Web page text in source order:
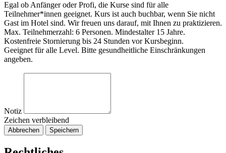
Egal ob Anfänger oder Profi, die Kurse sind für alle
Teilnehmer*innen geeignet. Kurs ist auch buchbar, wenn Sie nicht
Gast im Hotel sind. Wir freuen uns darauf, mit Ihnen zu praktizieren.
Max. Teilnehmerzahl: 6 Personen. Mindestalter 15 Jahre.
Kostenfreie Stornierung bis 24 Stunden vor Kursbeginn.
Geeignet für alle Level. Bitte gesundheitliche Einschränkungen
angeben.
Notiz
Zeichen verbleibend
Abbrechen Speichern